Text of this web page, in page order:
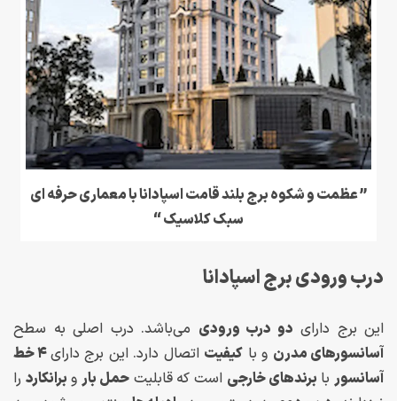
” عظمت و شکوه برج بلند قامت اسپادانا با معماری حرفه ای
سبک کلاسیک “
درب ورودی برج اسپادانا
این برج دارای دو درب ورودی می‌باشد. درب اصلی به سطح
آسانسورهای مدرن و با کیفیت اتصال دارد. این برج دارای
۴ خط
آسانسوربا برندهای خارجی است که قابلیتحمل بارو برانکارد را